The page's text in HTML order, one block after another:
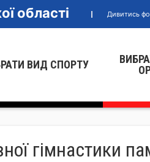
області Дивитись
ВИД СПОРТУ
гімнастики